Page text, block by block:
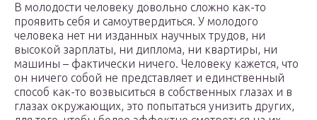
В молодости человеку довольно сложно как-то
проявить себя и самоутвердиться. У молодого
человека нет ни изданных научных трудов, ни
высокой зарплаты, ни диплома, ни квартиры, ни
машины – фактически ничего. Человеку кажется, что
он ничего собой не представляет и единственный
способ как-то возвыситься в собственных глазах и в
глазах окружающих, это попытаться унизить других,